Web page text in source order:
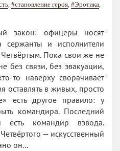
, #становление героя, #Эротика,
закон: офицеры носят
и исполнители
Пока свои же не
без связи, без эвакуации,
то наверху сворачивает
оставлять в живых, просто
есть другое правило: у
командира. Последний
командир взвода.
— искусственный
он...